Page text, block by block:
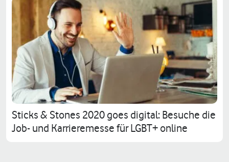
Sticks & Stones 2020 goes digital: Besuche die
Job- und Karrieremesse für LGBT+ online